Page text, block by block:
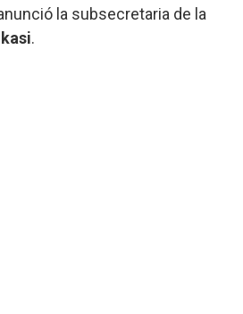
la subsecretaria de la
.